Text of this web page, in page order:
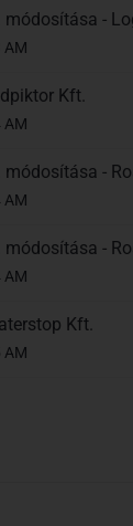
módosítása -
Kft.
módosítása -
módosítása -
Kft.